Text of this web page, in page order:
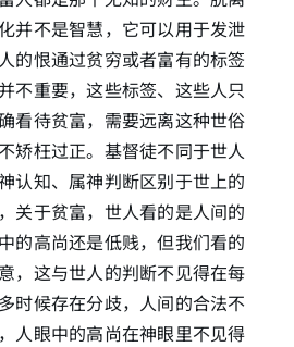
并不是智慧，它可以用于发泄
的恨通过贫穷或者富有的标签
不重要，这些标签、这些人只
看待贫富，需要远离这种世俗
矫枉过正。基督徒不同于世人
认知、属神判断区别于世上的
关于贫富，世人看的是人间的
的高尚还是低贱，但我们看的
，这与世人的判断不见得在每
时候存在分歧，人间的合法不
人眼中的高尚在神眼里不见得